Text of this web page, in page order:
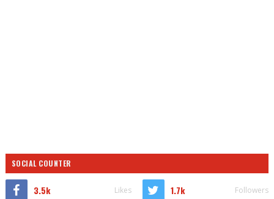
SOCIAL COUNTER
3.5k Likes 1.7k Followers